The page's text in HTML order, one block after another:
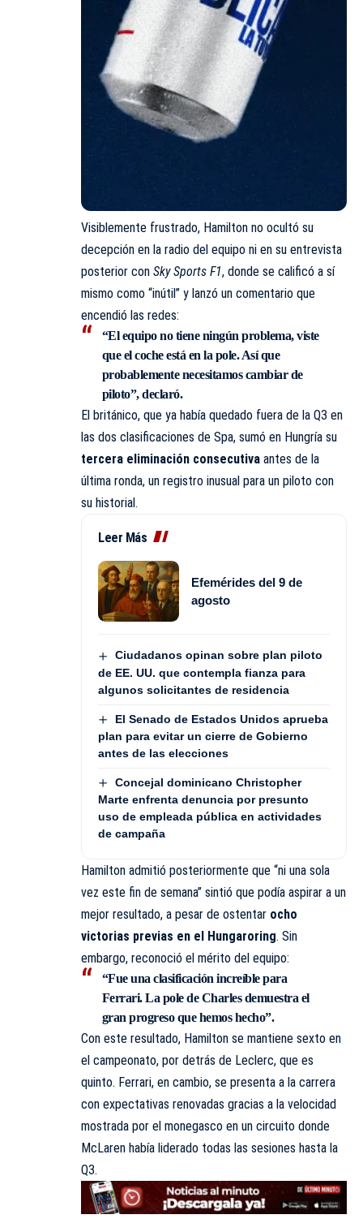
Visiblemente frustrado, Hamilton no ocultó su
decepción en la radio del equipo ni en su entrevista
posterior con Sky Sports F1, donde se calificó a sí
mismo como “inútil” y lanzó un comentario que
encendió las redes:
“El equipo no tiene ningún problema, viste
que el coche está en la pole. Así que
probablemente necesitamos cambiar de
piloto”, declaró.
El británico, que ya había quedado fuera de la Q3 en
las dos clasificaciones de Spa, sumó en Hungría su
tercera eliminación consecutiva antes de la
última ronda, un registro inusual para un piloto con
su historial.
Leer Más
Efemérides del 9 de
agosto
Ciudadanos opinan sobre plan piloto
de EE. UU. que contempla fianza para
algunos solicitantes de residencia
El Senado de Estados Unidos aprueba
plan para evitar un cierre de Gobierno
antes de las elecciones
Concejal dominicano Christopher
Marte enfrenta denuncia por presunto
uso de empleada pública en actividades
de campaña
Hamilton admitió posteriormente que “ni una sola
vez este fin de semana” sintió que podía aspirar a un
mejor resultado, a pesar de ostentar ocho
victorias previas en el Hungaroring. Sin
embargo, reconoció el mérito del equipo:
“Fue una clasificación increíble para
Ferrari. La pole de Charles demuestra el
gran progreso que hemos hecho”.
Con este resultado, Hamilton se mantiene sexto en
el campeonato, por detrás de Leclerc, que es
quinto. Ferrari, en cambio, se presenta a la carrera
con expectativas renovadas gracias a la velocidad
mostrada por el monegasco en un circuito donde
McLaren había liderado todas las sesiones hasta la
Q3.